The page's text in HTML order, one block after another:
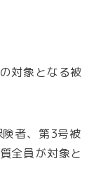
対象となる被
者、第3号被
全員が対象と